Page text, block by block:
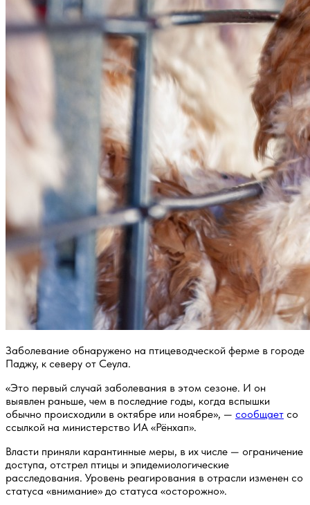
Заболевание обнаружено на птицеводческой ферме в городе
Паджу, к северу от Сеула.
«Это первый случай заболевания в этом сезоне. И он
выявлен раньше, чем в последние годы, когда вспышки
обычно происходили в октябре или ноябре», — сообщает со
ссылкой на министерство ИА «Рёнхап».
Власти приняли карантинные меры, в их числе — ограничение
доступа, отстрел птицы и эпидемиологические
расследования. Уровень реагирования в отрасли изменен со
статуса «внимание» до статуса «осторожно».